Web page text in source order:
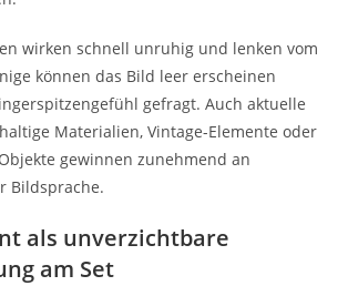
wirken schnell unruhig und lenken vom
können das Bild leer erscheinen
gefragt. Auch aktuelle
Materialien, Vintage-Elemente oder
gewinnen zunehmend an
Bildsprache.
als unverzichtbare
am Set